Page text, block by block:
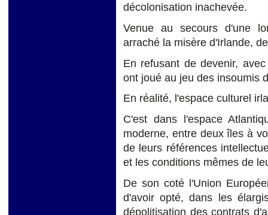
décolonisation inachevée.
Venue au secours d'une
arraché la misère d'Irlande,
En refusant de devenir,
ont joué au jeu des insoumis
En réalité, l'espace culturel
C'est dans l'espace
moderne, entre deux îles à
de leurs références
et les conditions mêmes de
De son coté l'Union
d'avoir opté, dans les
dépolitisation des contrats